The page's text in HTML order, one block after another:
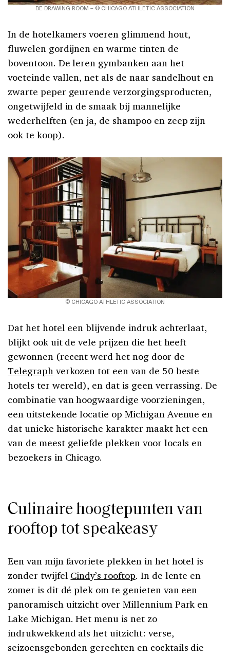
DE DRAWING ROOM – © CHICAGO ATHLETIC ASSOCIATION
In de hotelkamers voeren glimmend hout,
fluwelen gordijnen en warme tinten de
boventoon. De leren gymbanken aan het
voeteinde vallen, net als de naar sandelhout en
zwarte peper geurende verzorgingsproducten,
ongetwijfeld in de smaak bij mannelijke
wederhelften (en ja, de shampoo en zeep zijn
ook te koop).
© CHICAGO ATHLETIC ASSOCIATION
Dat het hotel een blijvende indruk achterlaat,
blijkt ook uit de vele prijzen die het heeft
gewonnen (recent werd het nog door de
Telegraphverkozen tot een van de 50 beste
hotels ter wereld), en dat is geen verrassing. De
combinatie van hoogwaardige voorzieningen,
een uitstekende locatie op Michigan Avenue en
dat unieke historische karakter maakt het een
van de meest geliefde plekken voor locals en
bezoekers in Chicago.
Culinaire hoogtepunten van
rooftop tot speakeasy
Een van mijn favoriete plekken in het hotel is
zonder twijfel Cindy’s rooftop. In de lente en
zomer is dit dé plek om te genieten van een
panoramisch uitzicht over Millennium Park en
Lake Michigan. Het menu is net zo
indrukwekkend als het uitzicht: verse,
seizoensgebonden gerechten en cocktails die